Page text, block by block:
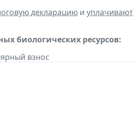
декларацию и уплачивают
биологических ресурсов:
взнос